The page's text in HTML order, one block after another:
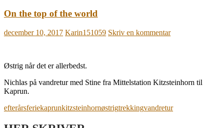
On the top of the world
december 10, 2017 Karin151059 Skriv en kommentar
Østrig når det er allerbedst.
Nichlas på vandretur med Stine fra Mittelstation Kitzsteinhorn til
Kaprun.
efterårsferiekaprunkitzsteinhornøstrigtrekkingvandretur